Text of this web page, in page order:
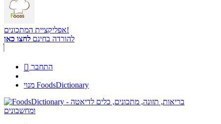
אפליקציית המתכונים!
להורדה בחינם לחצו כאן
 התחבר
מנוי FoodsDictionary